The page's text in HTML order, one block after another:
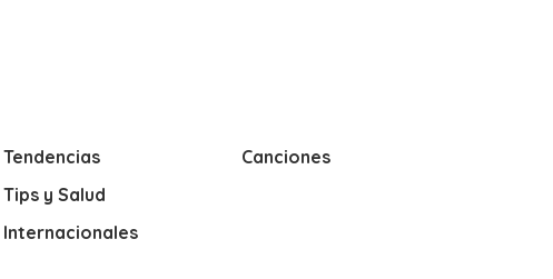
Tendencias
Tips y Salud
Internacionales
Canciones